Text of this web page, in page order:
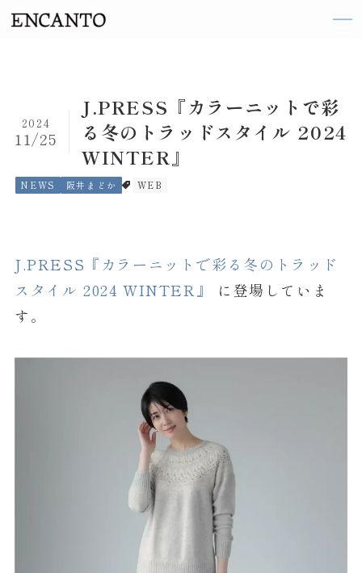
TOP
ARTIST
織田 梨沙
阪井 まどか
東 ヨシアキ
前田 エマ
COMPANY
CONTACT
J.PRESS『カラーニットで彩
る冬のトラッドスタイル 2024
WINTER』
2024
11/25
NEWS 阪井まどか WEB
J.PRESS『カラーニットで彩る冬のトラッド
スタイル 2024 WINTER』
に登場していま
す。